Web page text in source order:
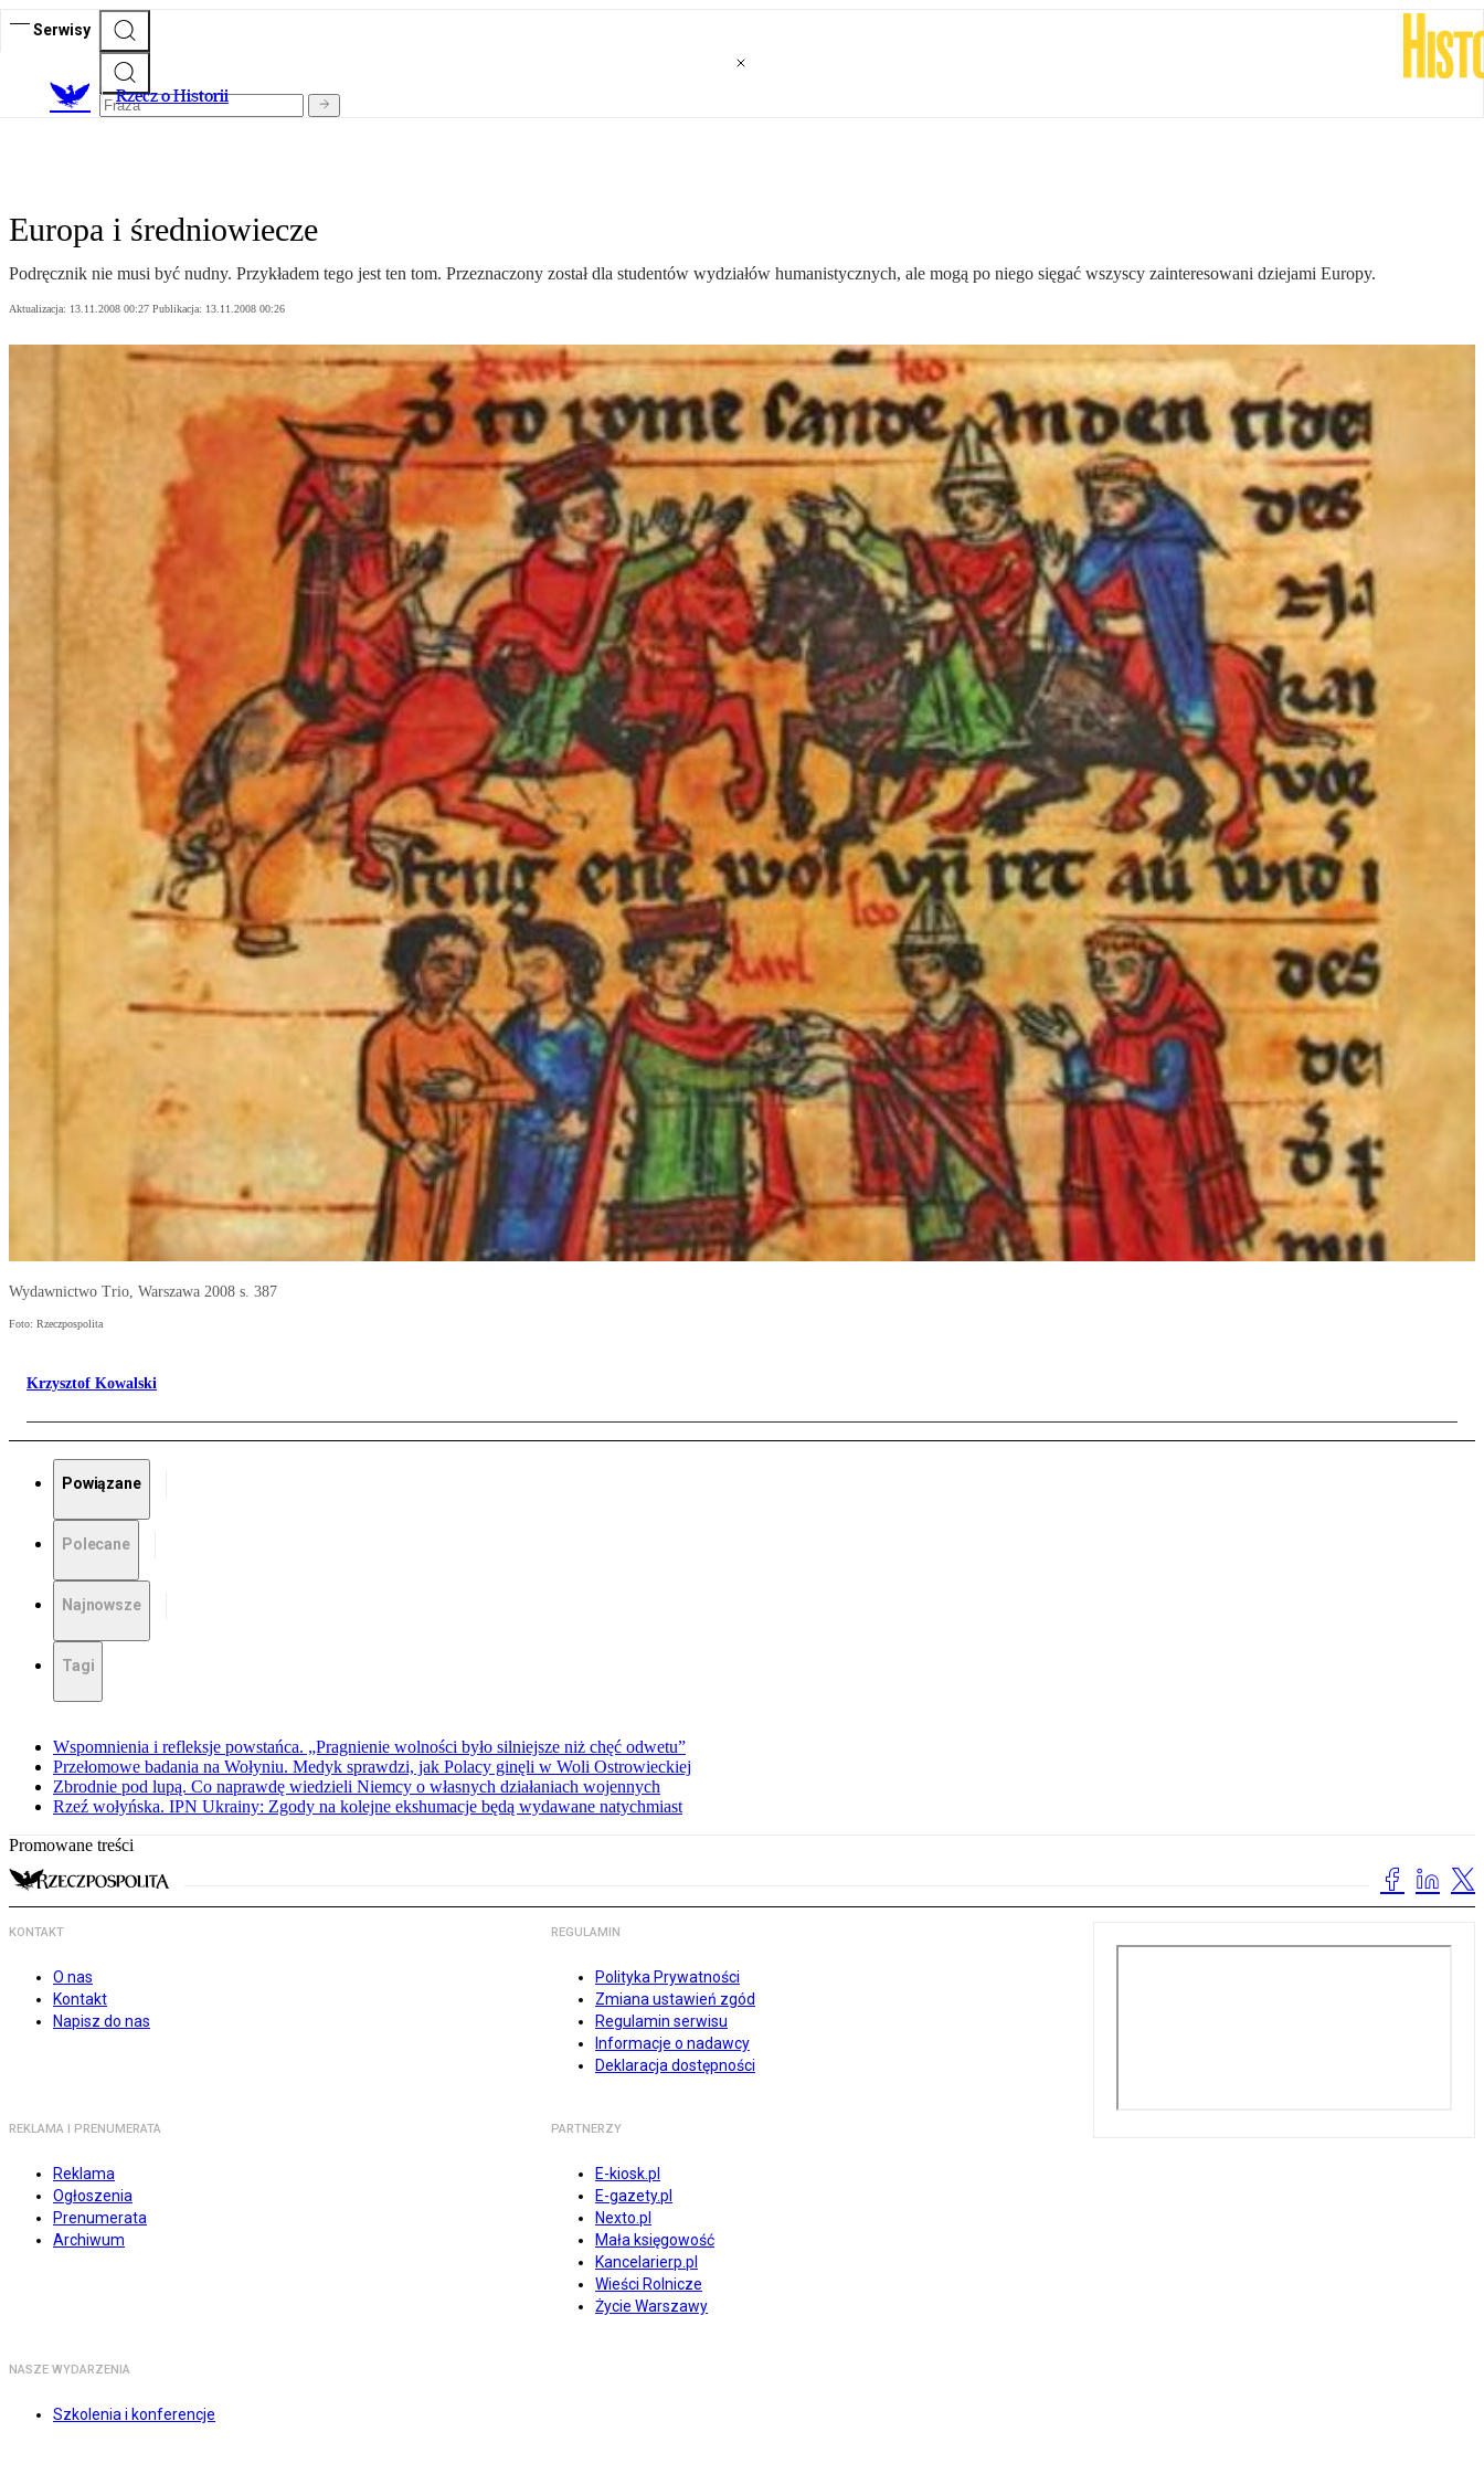
Serwisy
Rzecz o Historii
Europa i średniowiecze
Podręcznik nie musi być nudny. Przykładem tego jest ten tom. Przeznaczony został dla studentów wydziałów humanistycznych, ale mogą po niego sięgać wszyscy zainteresowani dziejami Europy.
Aktualizacja: 13.11.2008 00:27 Publikacja: 13.11.2008 00:26
Wydawnictwo Trio, Warszawa 2008 s. 387
Foto: Rzeczpospolita
Krzysztof Kowalski
Powiązane
Polecane
Najnowsze
Tagi
Wspomnienia i refleksje powstańca. „Pragnienie wolności było silniejsze niż chęć odwetu”
Przełomowe badania na Wołyniu. Medyk sprawdzi, jak Polacy ginęli w Woli Ostrowieckiej
Zbrodnie pod lupą. Co naprawdę wiedzieli Niemcy o własnych działaniach wojennych
Rzeź wołyńska. IPN Ukrainy: Zgody na kolejne ekshumacje będą wydawane natychmiast
Promowane treści
KONTAKT
O nas
Kontakt
Napisz do nas
REGULAMIN
Polityka Prywatności
Zmiana ustawień zgód
Regulamin serwisu
Informacje o nadawcy
Deklaracja dostępności
REKLAMA I PRENUMERATA
Reklama
Ogłoszenia
Prenumerata
Archiwum
PARTNERZY
E-kiosk.pl
E-gazety.pl
Nexto.pl
Mała księgowość
Kancelarierp.pl
Wieści Rolnicze
Życie Warszawy
NASZE WYDARZENIA
Szkolenia i konferencje